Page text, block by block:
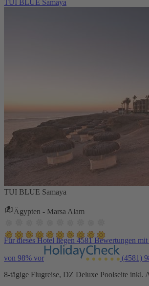
TUI BLUE Samaya
TUI BLUE Samaya
Ägypten - Marsa Alam
Für dieses Hotel liegen 4581 Bewertungen
von 98% vor (4581)
8-tägige Flugreise, DZ Deluxe Poolseite inkl.